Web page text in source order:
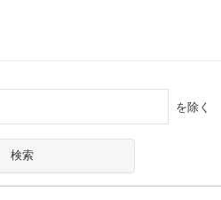
を除く